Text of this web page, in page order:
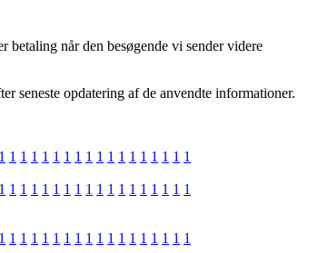
når den besøgende vi sender videre
seneste opdatering af de anvendte informationer.
1 1 1 1 1 1 1 1 1 1 1 1 1 1 1 1 1 1
1 1 1 1 1 1 1 1 1 1 1 1 1 1 1 1 1 1
1 1 1 1 1 1 1 1 1 1 1 1 1 1 1 1 1 1